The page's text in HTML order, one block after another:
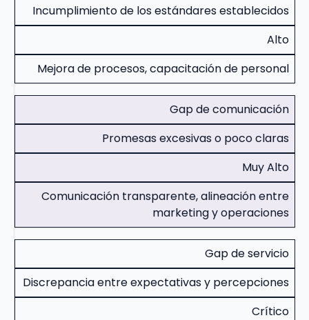
Incumplimiento de los estándares establecidos
Alto
Mejora de procesos, capacitación de personal
Gap de comunicación
Promesas excesivas o poco claras
Muy Alto
Comunicación transparente, alineación entre
marketing y operaciones
Gap de servicio
Discrepancia entre expectativas y percepciones
Crítico